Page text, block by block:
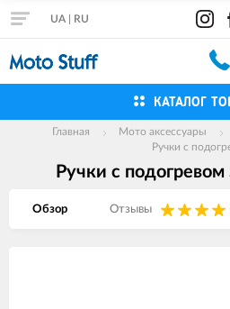
UA RU
КАТАЛОГ
Главная Мото аксессуары
Ручки с
Ручки с
Обзор Отзывы